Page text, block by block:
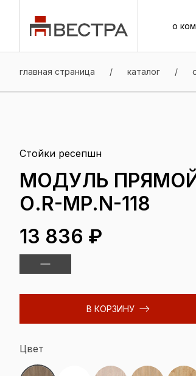
о
главная страница / каталог /
Стойки ресепшн
МОДУЛЬ ПРЯМОЙ
О.R-MP.N-118
13 836 ₽
В КОРЗИНУ
Цвет